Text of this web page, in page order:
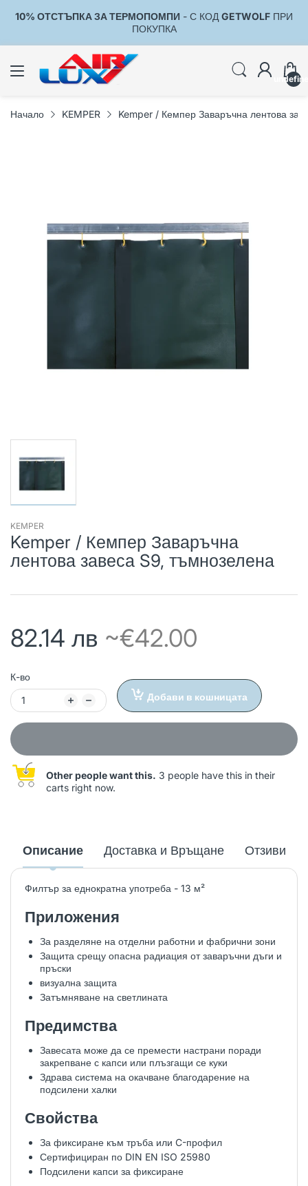
10% ОТСТЪПКА ЗА ТЕРМОПОМПИ - С КОД GETWOLF ПРИ
ПОКУПКА
Начало KEMPER Kemper / Кемпер Заваръчна лентова
KEMPER
Kemper / Кемпер Заваръчна
лентова завеса S9, тъмнозелена
82.14 лв ~€42.00
К-во
Добави в кошницата
Other people want this. 3 people have this in their
carts right now.
Описание Доставка и Връщане Отзиви
Филтър за еднократна употреба - 13 м²
Приложения
За разделяне на отделни работни и фабрични зони
Защита срещу опасна радиация от заваръчни дъги и
пръски
визуална защита
Затъмняване на светлината
Предимства
Завесата може да се премести настрани поради
закрепване с капси или плъзгащи се куки
Здрава система на окачване благодарение на
подсилени халки
Свойства
За фиксиране към тръба или C-профил
Сертифициран по DIN EN ISO 25980
Подсилени капси за фиксиране